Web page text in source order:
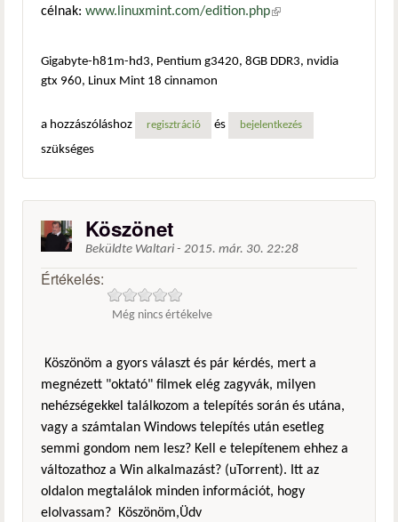
célnak: www.linuxmint.com/edition.php(külső hivatkozás)
Gigabyte-h81m-hd3, Pentium g3420, 8GB DDR3, nvidia
gtx 960, Linux Mint 18 cinnamon
a hozzászóláshoz regisztráció és bejelentkezés
szükséges
Köszönet
Beküldte Waltari - 2015. már. 30. 22:28
Értékelés:
Még nincs értékelve
Köszönöm a gyors választ és pár kérdés, mert a
megnézett "oktató" filmek elég zagyvák, milyen
nehézségekkel találkozom a telepítés során és utána,
vagy a számtalan Windows telepítés után esetleg
semmi gondom nem lesz? Kell e telepítenem ehhez a
változathoz a Win alkalmazást? (uTorrent). Itt az
oldalon megtalálok minden információt, hogy
elolvassam? Köszönöm,Üdv